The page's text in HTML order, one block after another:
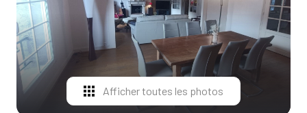
Afficher toutes les photos